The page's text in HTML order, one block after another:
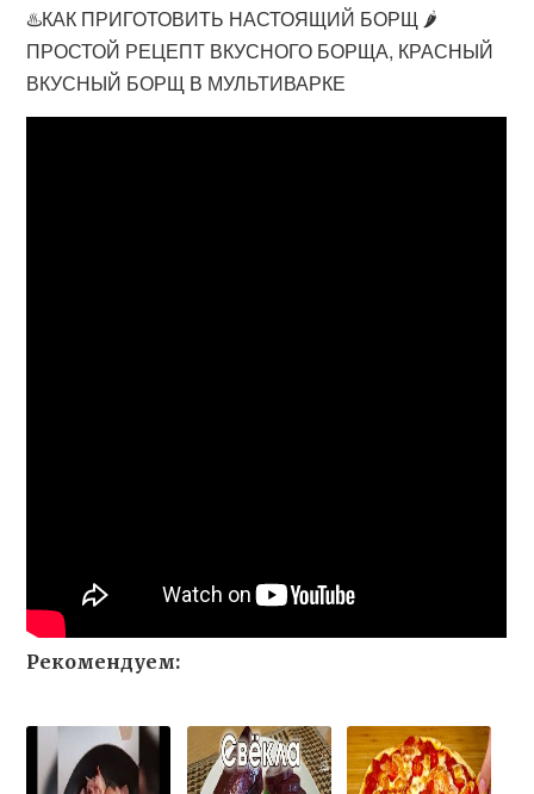
♨️КАК ПРИГОТОВИТЬ НАСТОЯЩИЙ БОРЩ 🌶
ПРОСТОЙ РЕЦЕПТ ВКУСНОГО БОРЩА, КРАСНЫЙ
ВКУСНЫЙ БОРЩ В МУЛЬТИВАРКЕ
Рекомендуем: